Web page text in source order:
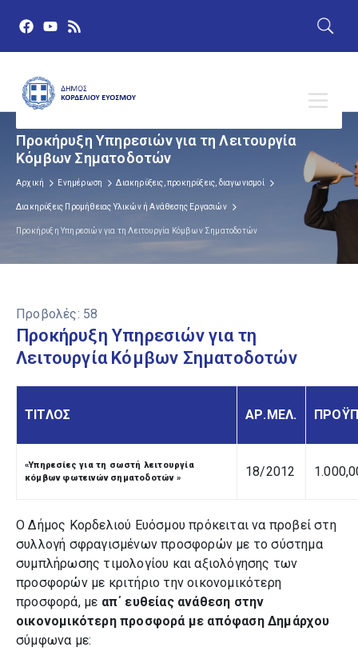
Προκήρυξη Υπηρεσιών για τη Λειτουργία
Κόμβων Σηματοδοτών
Αρχική Ενημέρωση Διακηρύξεις, προκηρύξεις, διαγωνισμοί
Διακηρύξεις Προμήθειας Υλικών ή Ανάθεσης Εργασιών
Προκήρυξη Υπηρεσιών για τη Λειτουργία Κόμβων Σηματοδοτών
Προβολές: 58
Προκήρυξη Υπηρεσιών για τη
Λειτουργία Κόμβων Σηματοδοτών
ΤΙΤΛΟΣ ΑΡ.ΜΕΛ.
«Υπηρεσίες για τη σωστή λειτουργία
κόμβων φωτεινών σηματοδοτών »
18/2012
Ο Δήμος Κορδελιού Ευόσμου πρόκειται να προβεί στη
συλλογή σφραγισμένων προσφορών με το σύστημα
συμπλήρωσης τιμολογίου και αξιολόγησης των
προσφορών με κριτήριο την οικονομικότερη
προσφορά, με απ΄ ευθείας ανάθεση στην
οικονομικότερη προσφορά με απόφαση Δημάρχου
σύμφωνα με: